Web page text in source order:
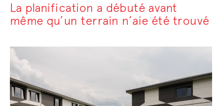
La planification a débuté avant
même qu’un terrain n’aie été trouvé